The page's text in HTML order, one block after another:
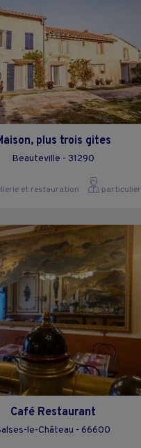
plus trois gites
Beauteville - 31290
et restauration particulier
Café Restaurant
le-Château - 66600